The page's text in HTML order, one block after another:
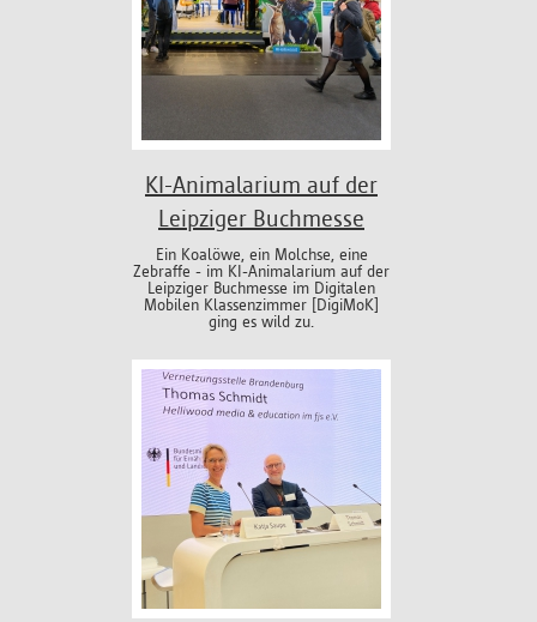
KI-Animalarium auf der
Leipziger Buchmesse
Ein Koalöwe, ein Molchse, eine
Zebraffe - im KI-Animalarium auf der
Leipziger Buchmesse im Digitalen
Mobilen Klassenzimmer [DigiMoK]
ging es wild zu.